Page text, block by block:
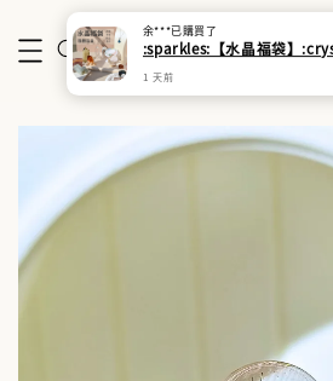
余***已購買了
1 天前